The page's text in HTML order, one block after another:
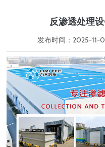
反渗透处理
发布时间：2025-11-